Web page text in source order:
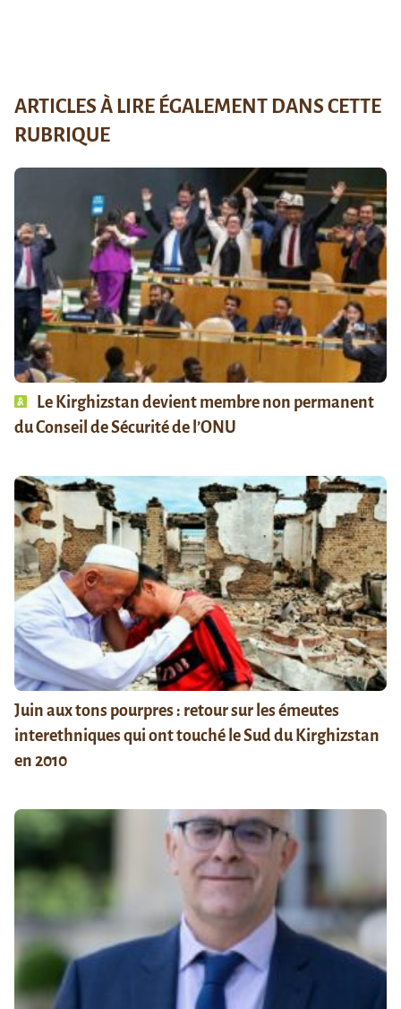
ARTICLES À LIRE ÉGALEMENT DANS CETTE
RUBRIQUE
Le Kirghizstan devient membre non permanent
du Conseil de Sécurité de l’ONU
Juin aux tons pourpres : retour sur les émeutes
interethniques qui ont touché le Sud du Kirghizstan
en 2010